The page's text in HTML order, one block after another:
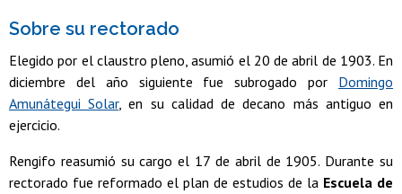
Sobre su rectorado
Elegido por el claustro pleno, asumió el 20 de abril de 1903. En
diciembre del año siguiente fue subrogado por Domingo
Amunátegui Solar, en su calidad de decano más antiguo en
ejercicio.
Rengifo reasumió su cargo el 17 de abril de 1905. Durante su
rectorado fue reformado el plan de estudios de la Escuela de